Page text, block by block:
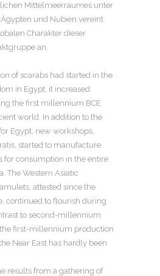
Mittelmeerraumes unter
und Nubien vereint
Charakter dieser
an.
of scarabs had started in the
in Egypt, it increased
the first millennium BCE
world. In addition to the
Egypt, new workshops,
started to manufacture
for consumption in the entire
The Western Asiatic
attested since the
continued to flourish during
to second-millennium
the first-millennium production
Near East has hardly been
results from a gathering of